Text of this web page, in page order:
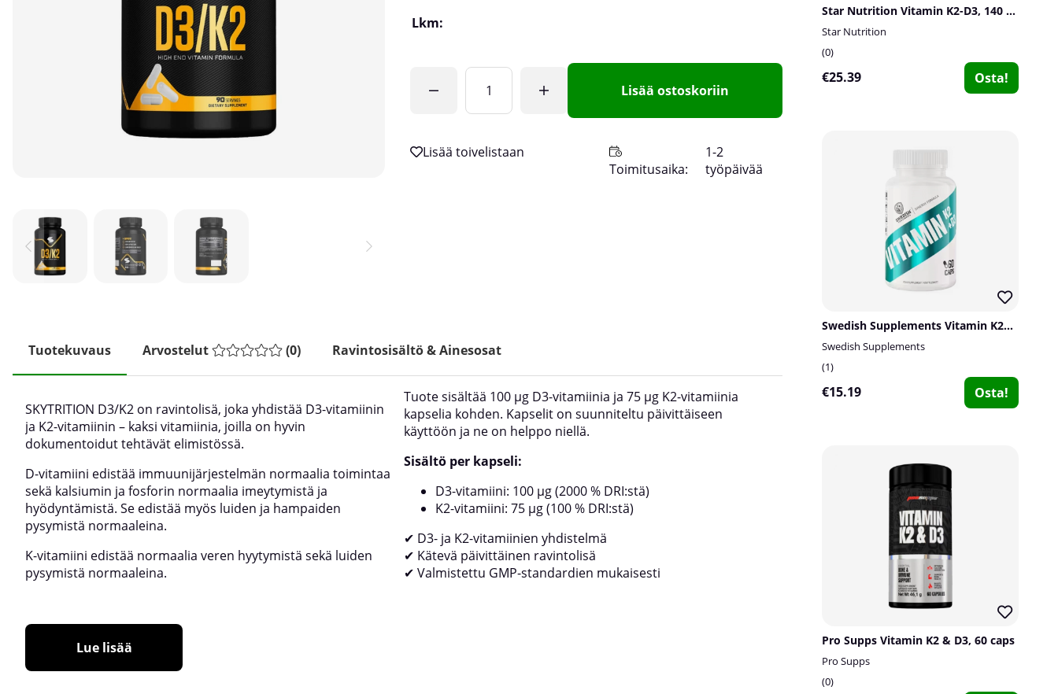
Lkm:
Lisää ostoskoriin
Toimitusaika:
1-2
työpäivää
Star Nutrition Vitamin K2-D3, 140 caps
Star Nutrition
0
€25.39 Osta!
Swedish Supplements Vitamin K2+D3, 60 caps
Swedish Supplements
1
€15.19 Osta!
Pro Supps Vitamin K2 & D3, 60 caps
Pro Supps
0
Tuotekuvaus Arvostelut (0) Ravintosisältö & Ainesosat
SKYTRITION D3/K2 on ravintolisä, joka yhdistää D3-vitamiinin
ja K2-vitamiinin – kaksi vitamiinia, joilla on hyvin
dokumentoidut tehtävät elimistössä.
D-vitamiini edistää immuunijärjestelmän normaalia toimintaa
sekä kalsiumin ja fosforin normaalia imeytymistä ja
hyödyntämistä. Se edistää myös luiden ja hampaiden
pysymistä normaaleina.
K-vitamiini edistää normaalia veren hyytymistä sekä luiden
pysymistä normaaleina.
Tuote sisältää 100 µg D3-vitamiinia ja 75 µg K2-vitamiinia
kapselia kohden. Kapselit on suunniteltu päivittäiseen
käyttöön ja ne on helppo niellä.
Sisältö per kapseli:
D3-vitamiini: 100 µg (2000 % DRI:stä)
K2-vitamiini: 75 µg (100 % DRI:stä)
✔ D3- ja K2-vitamiinien yhdistelmä
✔ Kätevä päivittäinen ravintolisä
✔ Valmistettu GMP-standardien mukaisesti
Suositeltu annos:
1 kapseli päivittäin aterian
90 kpl (90 päivän käyttö)
Lue lisää